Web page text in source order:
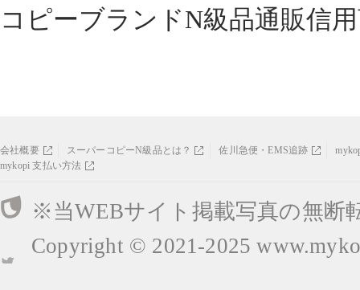
コピーブランドN級品通販信
会社概要 スーパーコピーN級品とは？ 佐川急便・EMS追跡
mykopi 支払い方法
※当WEBサイト掲載写真の無断
Copyright © 2021-2025